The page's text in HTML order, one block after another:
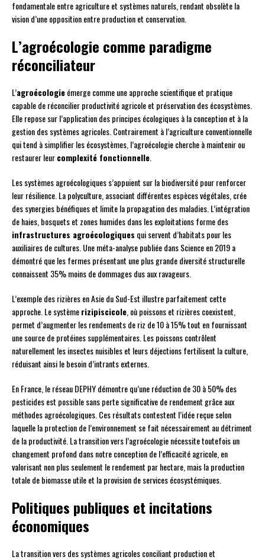
fondamentale entre agriculture et systèmes naturels, rendant obsolète la
vision d’une opposition entre production et conservation.
L’agroécologie comme paradigme
réconciliateur
L’agroécologieémerge comme une approche scientifique et pratique
capable de réconcilier productivité agricole et préservation des écosystèmes.
Elle repose sur l’application des principes écologiques à la conception et à la
gestion des systèmes agricoles. Contrairement à l’agriculture conventionnelle
qui tend à simplifier les écosystèmes, l’agroécologie cherche à maintenir ou
restaurer leurcomplexité fonctionnelle.
Les systèmes agroécologiques s’appuient sur la biodiversité pour renforcer
leur résilience. La polyculture, associant différentes espèces végétales, crée
des synergies bénéfiques et limite la propagation des maladies. L’intégration
de haies, bosquets et zones humides dans les exploitations forme des
infrastructures agroécologiques qui servent d’habitats pour les
auxiliaires de cultures. Une méta-analyse publiée dans Science en 2019 a
démontré que les fermes présentant une plus grande diversité structurelle
connaissent 35% moins de dommages dus aux ravageurs.
L’exemple des rizières en Asie du Sud-Est illustre parfaitement cette
approche. Le systèmerizipiscicole, où poissons et rizières coexistent,
permet d’augmenter les rendements de riz de 10 à 15% tout en fournissant
une source de protéines supplémentaires. Les poissons contrôlent
naturellement les insectes nuisibles et leurs déjections fertilisent la culture,
réduisant ainsi le besoin d’intrants externes.
En France, le réseau DEPHY démontre qu’une réduction de 30 à 50% des
pesticides est possible sans perte significative de rendement grâce aux
méthodes agroécologiques. Ces résultats contestent l’idée reçue selon
laquelle la protection de l’environnement se fait nécessairement au détriment
de la productivité. La transition vers l’agroécologie nécessite toutefois un
changement profond dans notre conception de l’efficacité agricole, en
valorisant non plus seulement le rendement par hectare, mais la production
totale de biomasse utile et la provision de services écosystémiques.
Politiques publiques et incitations
économiques
La transition vers des systèmes agricoles conciliant production et